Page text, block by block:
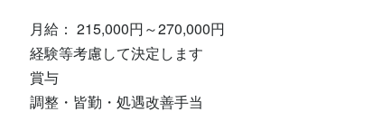
月給： 215,000円～270,000円
経験等考慮して決定します
賞与
調整・皆勤・処遇改善手当